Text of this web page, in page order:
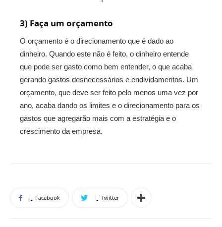
3) Faça um orçamento
O orçamento é o direcionamento que é dado ao
dinheiro. Quando este não é feito, o dinheiro entende
que pode ser gasto como bem entender, o que acaba
gerando gastos desnecessários e endividamentos. Um
orçamento, que deve ser feito pelo menos uma vez por
ano, acaba dando os limites e o direcionamento para os
gastos que agregarão mais com a estratégia e o
crescimento da empresa.
Facebook Twitter